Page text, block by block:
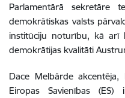
Parlamentārā sekretāre
demokrātiskas valsts
institūciju noturību, kā arī
demokrātijas kvalitāti
Dace Melbārde
Eiropas Savienības